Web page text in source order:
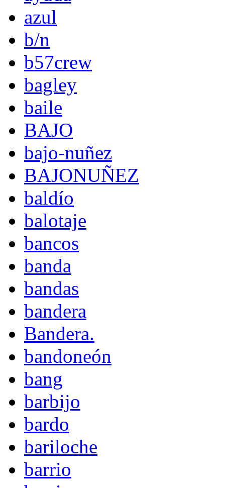
azul
b/n
b57crew
bagley
baile
BAJO
bajo-nuñez
BAJONUÑEZ
baldío
balotaje
bancos
banda
bandas
bandera
Bandera.
bandoneón
bang
barbijo
bardo
bariloche
barrio